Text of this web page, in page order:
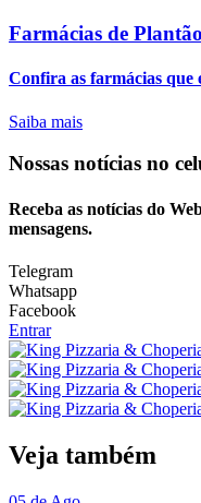
Farmácias de Plantão
Confira as farmácias que
Saiba mais
Nossas notícias no
Receba as notícias do
mensagens.
Telegram
Whatsapp
Facebook
Entrar
Veja também